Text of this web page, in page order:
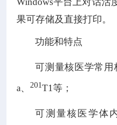
果可存储及直接打印。
功能和特点
可测量核医学常用
a、201T1等；
可测量核医学体